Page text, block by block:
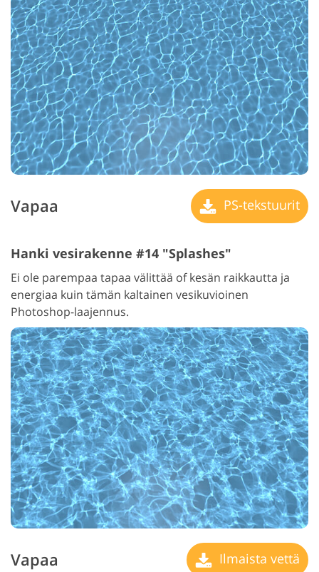
Vapaa PS-tekstuurit
Hanki vesirakenne #14 "Splashes"
Ei ole parempaa tapaa välittää of kesän raikkautta ja
energiaa kuin tämän kaltainen vesikuvioinen
Photoshop-laajennus.
Vapaa Ilmaista vettä